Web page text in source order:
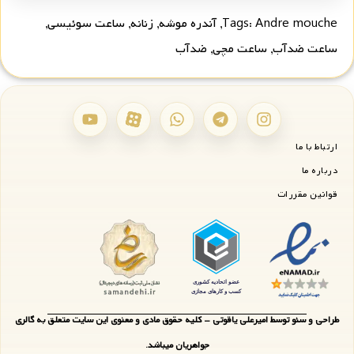
Tags: Andre mouche
,آندره موشه, زنانه, ساعت سوئیسی,
ساعت ضدآب, ساعت مچی, ضدآب
ارتباط با ما
درباره ما
قوانین مقررات
طراحی و سئو توسط امیرعلی یاقوتی - کلیه حقوق مادی و معنوی این سایت متعلق به گالری
جواهریان میباشد.